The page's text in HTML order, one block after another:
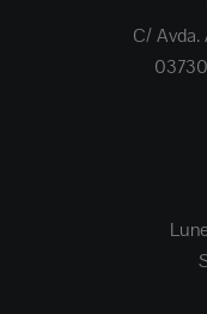
C/ Avda.